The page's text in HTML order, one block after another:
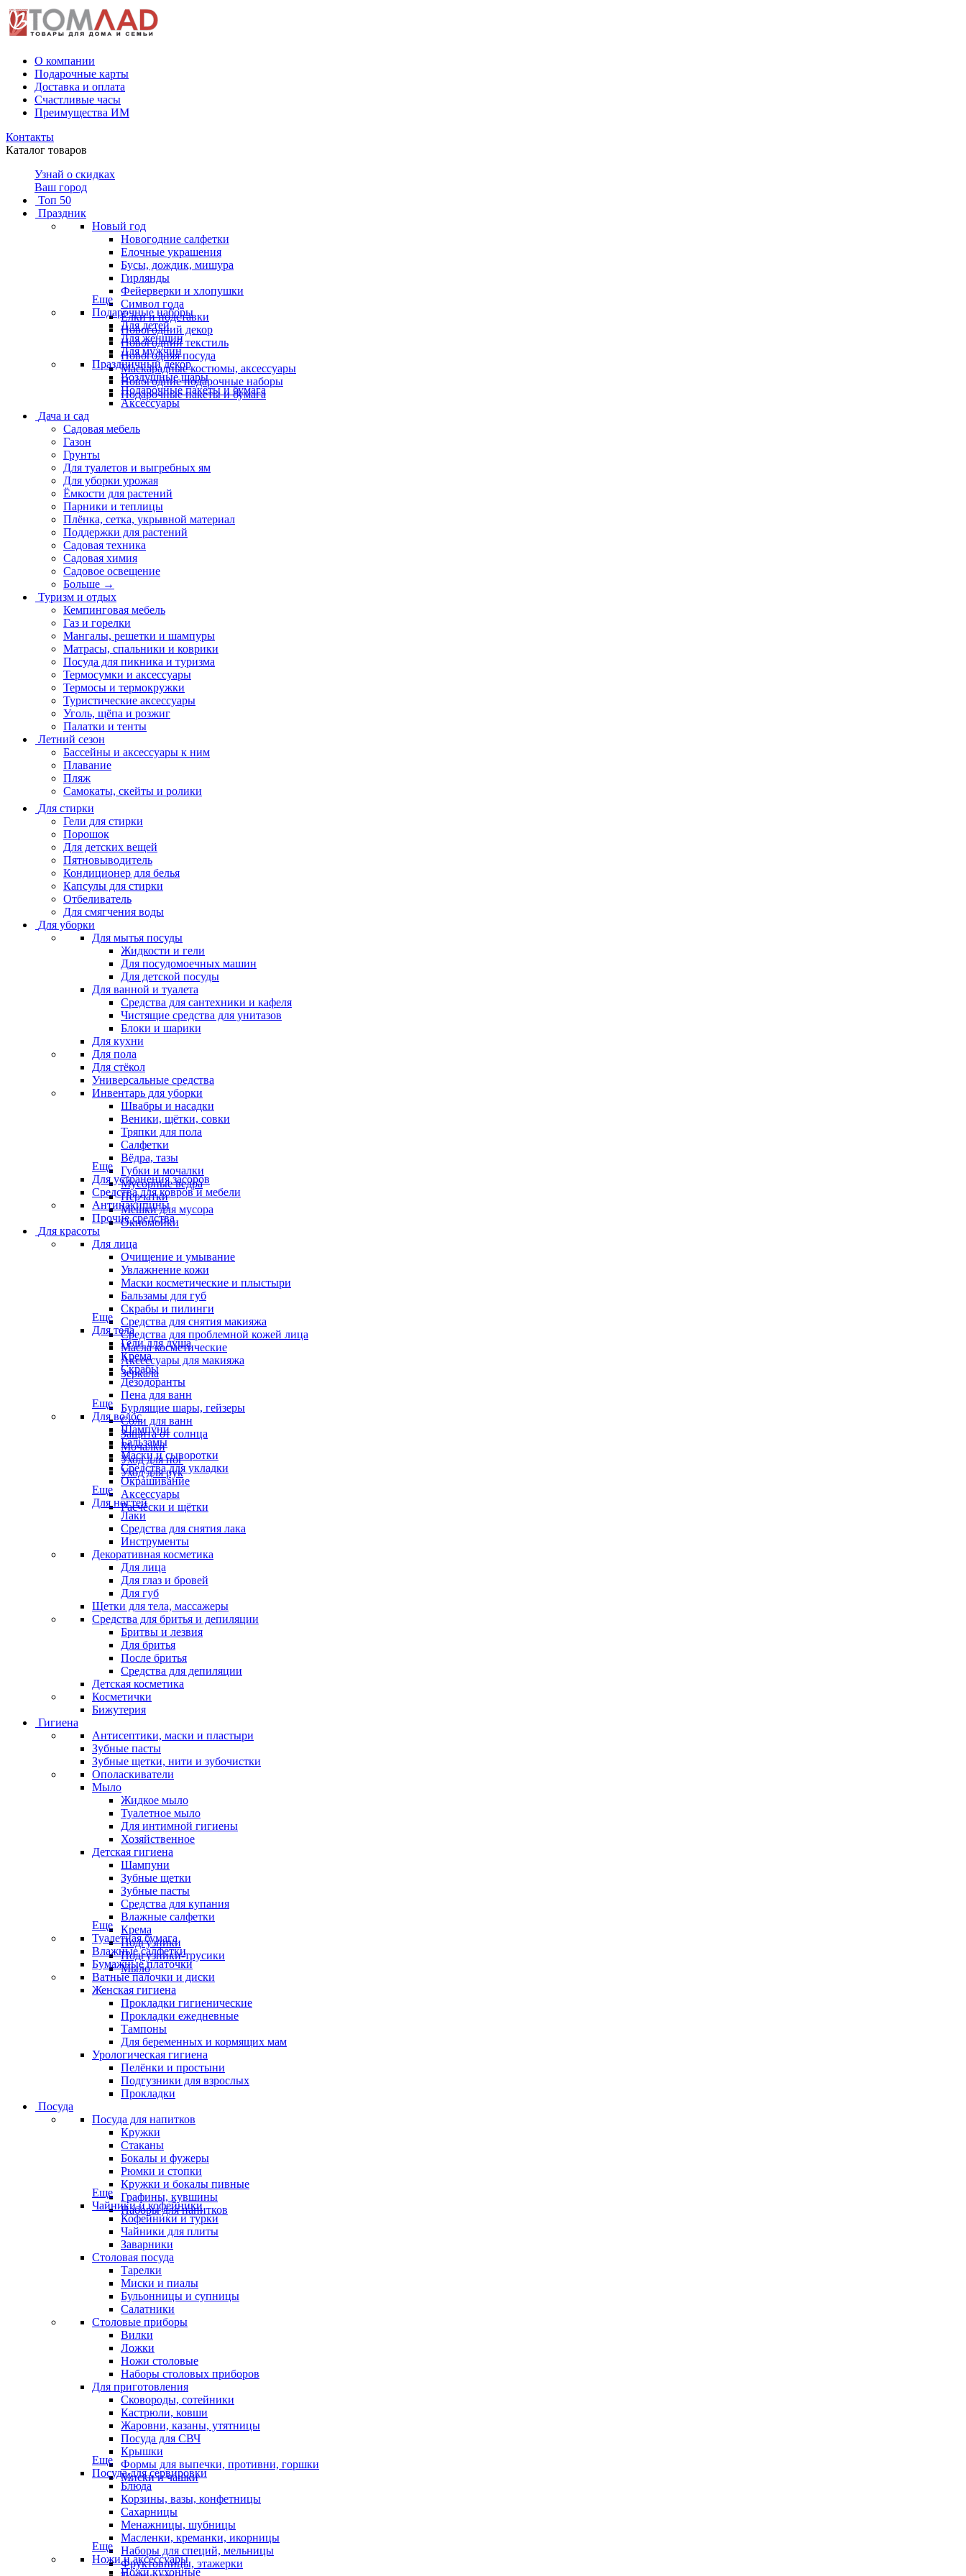
О компании
Подарочные карты
Доставка и оплата
Счастливые часы
Преимущества ИМ
Контакты
Каталог товаров
Узнай о скидках
Ваш город
Топ 50
Праздник
Новый год
Новогодние салфетки
Елочные украшения
Бусы, дождик, мишура
Гирлянды
Фейерверки и хлопушки
Символ года
Ёлки и подставки
Новогодний декор
Новогодний текстиль
Новогодняя посуда
Маскарадные костюмы, аксессуары
Новогодние подарочные наборы
Подарочные пакеты и бумага
Еще
Подарочные наборы
Для детей
Для женщин
Для мужчин
Праздничный декор
Воздушные шары
Подарочные пакеты и бумага
Аксессуары
Дача и сад
Садовая мебель
Газон
Грунты
Для туалетов и выгребных ям
Для уборки урожая
Ёмкости для растений
Парники и теплицы
Плёнка, сетка, укрывной материал
Поддержки для растений
Садовая техника
Садовая химия
Садовое освещение
Больше →
Туризм и отдых
Кемпинговая мебель
Газ и горелки
Мангалы, решетки и шампуры
Матрасы, cпальники и коврики
Посуда для пикника и туризма
Термосумки и аксессуары
Термосы и термокружки
Туристические аксессуары
Уголь, щёпа и розжиг
Палатки и тенты
Летний сезон
Бассейны и аксессуары к ним
Плавание
Пляж
Самокаты, скейты и ролики
Для стирки
Гели для стирки
Порошок
Для детских вещей
Пятновыводитель
Кондиционер для белья
Капсулы для стирки
Отбеливатель
Для смягчения воды
Для уборки
Для мытья посуды
Жидкости и гели
Для посудомоечных машин
Для детской посуды
Для ванной и туалета
Средства для сантехники и кафеля
Чистящие средства для унитазов
Блоки и шарики
Для кухни
Для пола
Для стёкол
Универсальные средства
Инвентарь для уборки
Швабры и насадки
Веники, щётки, совки
Тряпки для пола
Салфетки
Вёдра, тазы
Губки и мочалки
Мусорные ведра
Перчатки
Мешки для мусора
Окномойки
Еще
Для устранения засоров
Средства для ковров и мебели
Антинакипины
Прочие средства
Для красоты
Для лица
Очищение и умывание
Увлажнение кожи
Маски косметические и плыстыри
Бальзамы для губ
Скрабы и пилинги
Средства для снятия макияжа
Средства для проблемной кожей лица
Масла косметические
Аксессуары для макияжа
Зеркала
Еще
Для тела
Гели для душа
Крема
Скрабы
Дезодоранты
Пена для ванн
Бурлящие шары, гейзеры
Соли для ванн
Защита от солнца
Мочалки
Уход для ног
Уход для рук
Еще
Для волос
Шампуни
Бальзамы
Маски и сыворотки
Средства для укладки
Окрашивание
Аксессуары
Расчёски и щётки
Еще
Для ногтей
Лаки
Средства для снятия лака
Инструменты
Декоративная косметика
Для лица
Для глаз и бровей
Для губ
Щетки для тела, массажеры
Средства для бритья и депиляции
Бритвы и лезвия
Для бритья
После бритья
Средства для депиляции
Детская косметика
Косметички
Бижутерия
Гигиена
Антисептики, маски и пластыри
Зубные пасты
Зубные щетки, нити и зубочистки
Ополаскиватели
Мыло
Жидкое мыло
Туалетное мыло
Для интимной гигиены
Хозяйственное
Детская гигиена
Шампуни
Зубные щетки
Зубные пасты
Средства для купания
Влажные салфетки
Крема
Подгузники
Подгузники-трусики
Мыло
Еще
Туалетная бумага
Влажные салфетки
Бумажные платочки
Ватные палочки и диски
Женская гигиена
Прокладки гигиенические
Прокладки ежедневные
Тампоны
Для беременных и кормящих мам
Урологическая гигиена
Пелёнки и простыни
Подгузники для взрослых
Прокладки
Посуда
Посуда для напитков
Кружки
Стаканы
Бокалы и фужеры
Рюмки и стопки
Кружки и бокалы пивные
Графины, кувшины
Наборы для напитков
Еще
Чайники и кофейники
Кофейники и турки
Чайники для плиты
Заварники
Столовая посуда
Тарелки
Миски и пиалы
Бульонницы и супницы
Салатники
Столовые приборы
Вилки
Ложки
Ножи столовые
Наборы столовых приборов
Для приготовления
Сковороды, сотейники
Кастрюли, ковши
Жаровни, казаны, утятницы
Посуда для СВЧ
Крышки
Формы для выпечки, противни, горшки
Миски и чашки
Еще
Посуда для сервировки
Блюда
Корзины, вазы, конфетницы
Сахарницы
Менажницы, шубницы
Масленки, креманки, икорницы
Наборы для специй, мельницы
Фруктовницы, этажерки
Еще
Ножи и аксессуары
Ножи кухонные